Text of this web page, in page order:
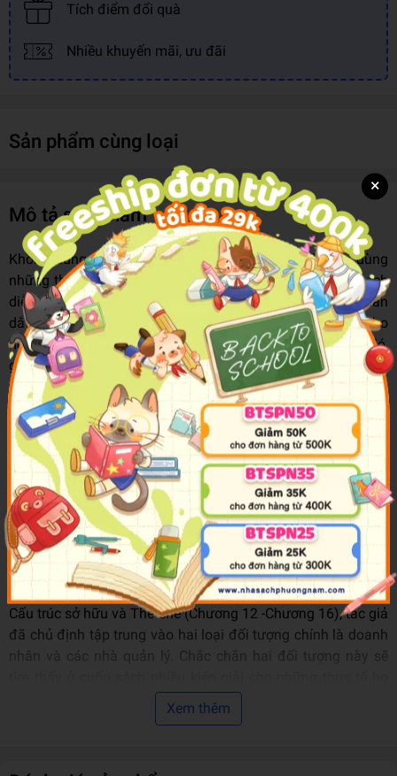
Tích điểm đổi quà
Nhiều khuyến mãi, ưu đãi
Sản phẩm cùng loại
Mô tả sản phẩm
Không dùng những mô hình toán học rối rắm, không dùng
những thuật ngữ chuyên môn phức tạp, chỉ bằng một cách
diễn giải đầy trí tuệ mà thư thái, nhẹ nhàng, tác giả đã dẫn
dắt người đọc đến với một lý thuyết thật hay, truyền đạt cho
người đọc những tư tưởng, nội dung cốt lõi của lý thuyết đó,
giúp người đọc nắm được vấn đề và cảm nhận được lý
thuyết này có thể ứng dụng rộng rãi đến nhường nào trong
công việc và cuộc sống của họ. Đặc biệt, những câu chuyện
hoặc tình huống giả định được chọn lọc từ nhiều nơi, nhiều
bối cảnh khác nhau và đưa vào các chương của cuốn sách
thật sự rất hữu ích: chúng vừa minh họa rất thuyết phục cho
lý thuyết trò chơi, vừa là những bài học thực tiễn rất phong
phú và gần gũi đối với người đọc Việt Nam.
Cấu trúc cuốn sách Lý thuyết trò chơi và ứng dụng trong
quản trị - kinh doanh gồm ba phần: Cạnh tranh và hợp tác
(Chương 1 - Chương 6), Đàm phán (Chương 7 - Chương 11),
Cấu trúc sở hữu và Thể chế (Chương 12 -Chương 16), tác giả
đã chủ định tập trung vào hai loại đối tượng chính là doanh
nhân và các nhà quản lý. Chắc chắn hai đối tượng này sẽ
thường xuyên giáp mặt, nhiều bài học cho những vấn đề họ
luôn suy ngẫm, nhiều gợi mở cho các giải pháp hoặc hướng
Xem thêm
×